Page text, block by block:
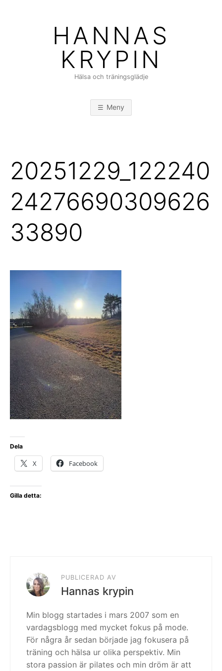
HANNAS
KRYPIN
Hälsa och träningsglädje
Meny
20251229_122240
24276690309626
33890
Dela
X Facebook
Gilla detta:
PUBLICERAD AV
Hannas krypin
Min blogg startades i mars 2007 som en
vardagsblogg med mycket fokus på mode.
För några år sedan började jag fokusera på
träning och hälsa ur olika perspektiv. Min
stora passion är pilates och min dröm är att